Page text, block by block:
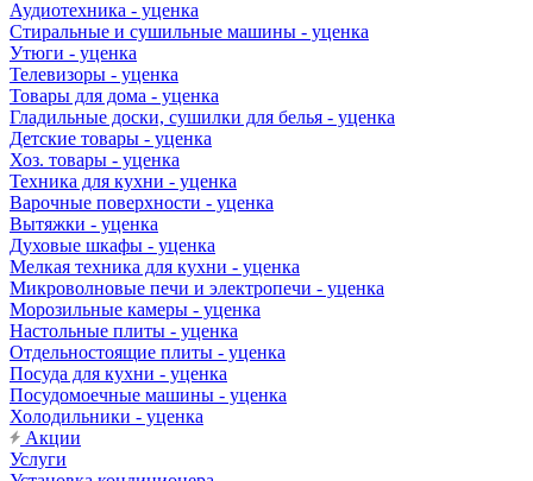
Аудиотехника - уценка
Стиральные и сушильные машины - уценка
Утюги - уценка
Телевизоры - уценка
Товары для дома - уценка
Гладильные доски, сушилки для белья - уценка
Детские товары - уценка
Хоз. товары - уценка
Техника для кухни - уценка
Варочные поверхности - уценка
Вытяжки - уценка
Духовые шкафы - уценка
Мелкая техника для кухни - уценка
Микроволновые печи и электропечи - уценка
Морозильные камеры - уценка
Настольные плиты - уценка
Отдельностоящие плиты - уценка
Посуда для кухни - уценка
Посудомоечные машины - уценка
Холодильники - уценка
Акции
Услуги